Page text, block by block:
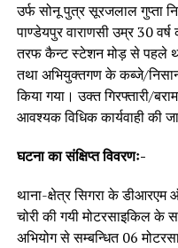
उर्फ सोनू पुत्र सूरजलाल गुप्ता
पाण्डेयपुर वाराणसी उम्र 30
तरफ कैन्ट स्टेशन मोड़ से पहले
तथा अभियुक्तगण के कब्जे/
किया गया। उक्त गिरफ्तारी/
आवश्यक विधिक कार्यवाही की
घटना का संक्षिप्त विवरणः-
थाना-क्षेत्र सिगरा के डीआरएम
चोरी की गयी मोटरसाइकिल के
अभियोग से सम्बन्धित 06